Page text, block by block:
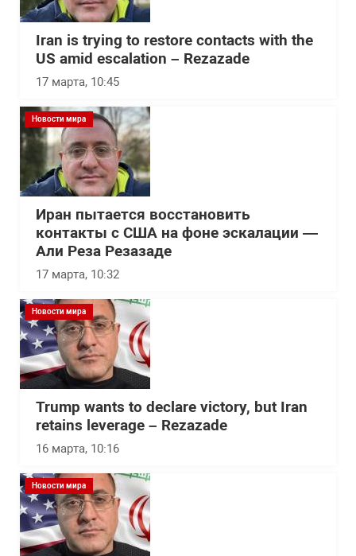
Iran is trying to restore contacts with the
US amid escalation – Rezazade
17 марта, 10:45
Новости мира
Иран пытается восстановить
контакты с США на фоне эскалации —
Али Реза Резазаде
17 марта, 10:32
Новости мира
Trump wants to declare victory, but Iran
retains leverage – Rezazade
16 марта, 10:16
Новости мира